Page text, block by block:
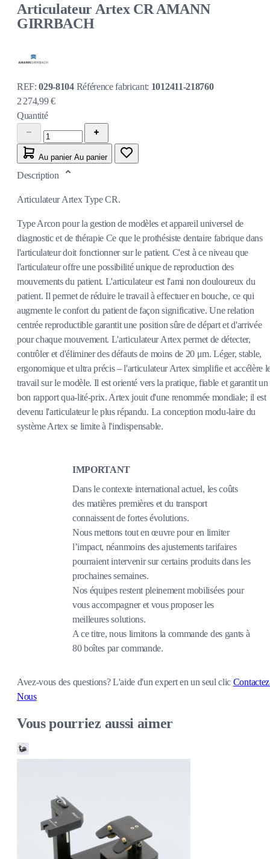
Articulateur Artex CR AMANN
GIRRBACH
REF:029-8104 Référence fabricant: 1012411-218760
2 274,99 €
Quantité
Au panier Au panier
Description
Articulateur Artex Type CR.
Type Arcon pour la gestion de modèles et appareil universel de
diagnostic et de thérapie Ce que le prothésiste dentaire fabrique dans
l'articulateur doit fonctionner sur le patient. C'est à ce niveau que
l'articulateur offre une possibilité unique de reproduction des
mouvements du patient. L'articulateur est l'ami non douloureux du
patient. Il permet de réduire le travail à effectuer en bouche, ce qui
augmente le confort du patient de façon significative. Une relation
centrée reproductible garantit une position sûre de départ et d'arrivée
pour chaque mouvement. L'articulateur Artex permet de détecter,
contrôler et d'éliminer des défauts de moins de 20 μm. Léger, stable,
ergonomique et ultra précis – l'articulateur Artex simplifie et accélère
travail sur le modèle. Il est orienté vers la pratique, fiable et garantit un
bon rapport qua-lité-prix. Artex jouit d'une renommée mondiale; il est
devenu l'articulateur le plus répandu. La conception modu-laire du
système Artex se limite à l'indispensable.
IMPORTANT
Dans le contexte international actuel, les coûts
des matières premières et du transport
connaissent de fortes évolutions.
Nous mettons tout en œuvre pour en limiter
l’impact, néanmoins des ajustements tarifaires
pourraient intervenir sur certains produits dans les
prochaines semaines.
Nos équipes restent pleinement mobilisées pour
vous accompagner et vous proposer les
meilleures solutions.
A ce titre, nous limitons la commande des gants à
80 boîtes par commande.
Avez-vous des questions?L'aide d'un expert en un seul clic
Nous
Vous pourriez aussi aimer